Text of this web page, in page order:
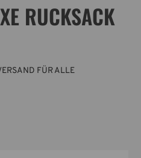
RUCKSACK
FÜR ALLE